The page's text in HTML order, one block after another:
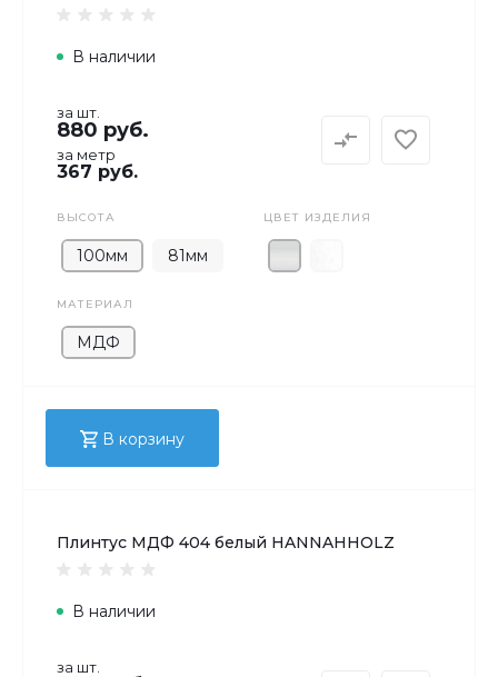
В наличии
за шт.
880 руб.
за метр
367 руб.
ВЫСОТА
100мм 81мм
ЦВЕТ ИЗДЕЛИЯ
МАТЕРИАЛ
МДФ
В корзину
Плинтус МДФ 404 белый HANNAHHOLZ
В наличии
за шт.